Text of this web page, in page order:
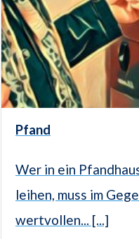
Pfand
Wer in ein
leihen, muss im
wertvollen... [...]